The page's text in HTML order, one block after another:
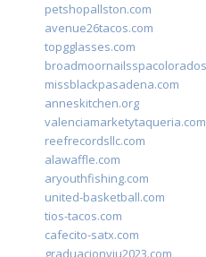
petshopallston.com
avenue26tacos.com
topgglasses.com
missblackpasadena.com
anneskitchen.org
valenciamarketytaqueria.com
reefrecordsllc.com
alawaffle.com
aryouthfishing.com
united-basketball.com
tios-tacos.com
cafecito-satx.com
graduacionviu2023.com